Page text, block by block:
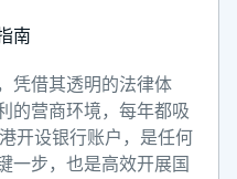
南
凭借其透明的法律体
的营商环境，每年都吸
开设银行账户，是任何
一步，也是高效开展国